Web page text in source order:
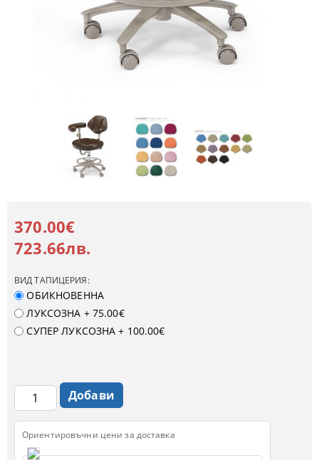
370.00€
723.66лв.
ВИД ТАПИЦЕРИЯ:
ОБИКНОВЕННА
ЛУКСОЗНА + 75.00€
СУПЕР ЛУКСОЗНА + 100.00€
Ориентировъчни цени за доставка